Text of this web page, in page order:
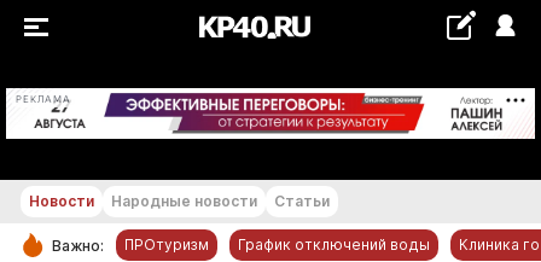
РЕКЛАМА +22...+23 °С
Новости Народные новости Статьи
Важно: ПРОтуризм График отключений воды Клиника